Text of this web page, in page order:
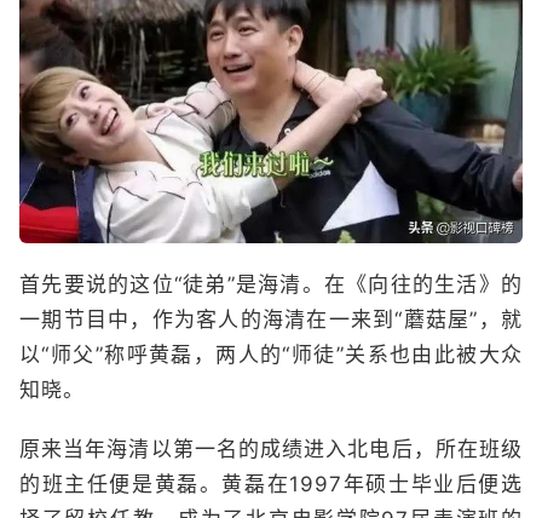
首先要说的这位“徒弟”是海清。在《向往的生活》的
一期节目中，作为客人的海清在一来到“蘑菇屋”，就
以“师父”称呼黄磊，两人的“师徒”关系也由此被大众
知晓。
原来当年海清以第一名的成绩进入北电后，所在班级
的班主任便是黄磊。黄磊在1997年硕士毕业后便选